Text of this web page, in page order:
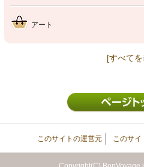
アート
[すべて
このサイトの運営元 このサ